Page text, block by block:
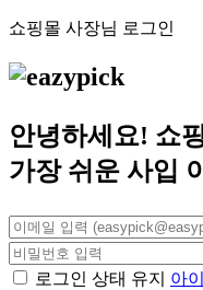
쇼핑몰 사장님 로그인
안녕하세요! 쇼
가장 쉬운 사입
로그인 상태 유지 아